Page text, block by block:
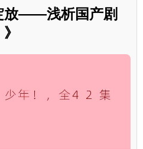
放——浅析国产剧